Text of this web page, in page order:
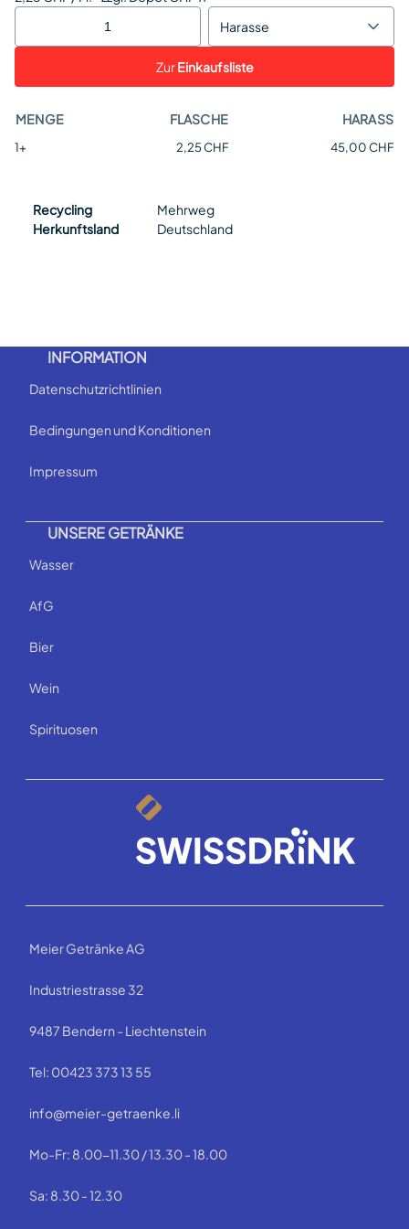
Harasse
ZurEinkaufsliste
MENGE FLASCHE HARASS
1+ 2,25 CHF 45,00 CHF
Recycling
Mehrweg
Herkunftsland
Deutschland
INFORMATION
Datenschutzrichtlinien
Bedingungen und Konditionen
Impressum
UNSERE GETRÄNKE
Wasser
AfG
Bier
Wein
Spirituosen
Meier Getränke AG
Industriestrasse 32
9487 Bendern - Liechtenstein
Tel: 00423 373 13 55
info@meier-getraenke.li
Mo-Fr: 8.00-11.30 / 13.30 - 18.00
Sa: 8.30 - 12.30